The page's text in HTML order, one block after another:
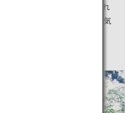
コケ等により一面緑に覆われ
が一望できる"太鼓岩"が人気